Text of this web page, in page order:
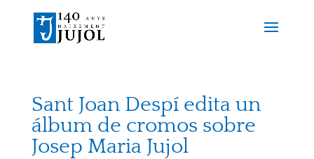
Sant Joan Despí edita un
álbum de cromos sobre
Josep Maria Jujol